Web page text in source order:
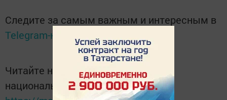
Следите за самым важным и интересным в
Telegram-канале
Читайте новости Татарстана в
национальном мессенджере MАХ: